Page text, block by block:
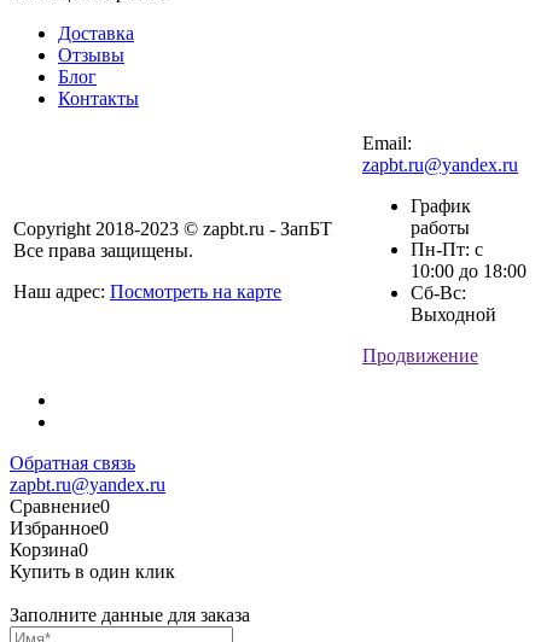
Доставка
Отзывы
Блог
Контакты
Copyright 2018-2023 © zapbt.ru - ЗапБТ
Все права защищены.
Наш адрес: Посмотреть на карте
Email:
zapbt.ru@yandex.ru
График
работы
Пн-Пт: с
10:00 до 18:00
Сб-Вс:
Выходной
Продвижение
Обратная связь
zapbt.ru@yandex.ru
Сравнение0
Избранное0
Корзина0
Купить в один клик
Заполните данные для заказа